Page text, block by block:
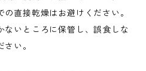
直接乾燥はお避けください。
いところに保管し、誤食しな
い。